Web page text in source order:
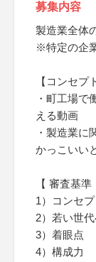
募集内容
製造業全体
※特定の企
【コンセプ
・町工場で
える動画
・製造業に
かっこいい
【 審査基準
1）コンセ
2）若い世
3）着眼点
4）構成力